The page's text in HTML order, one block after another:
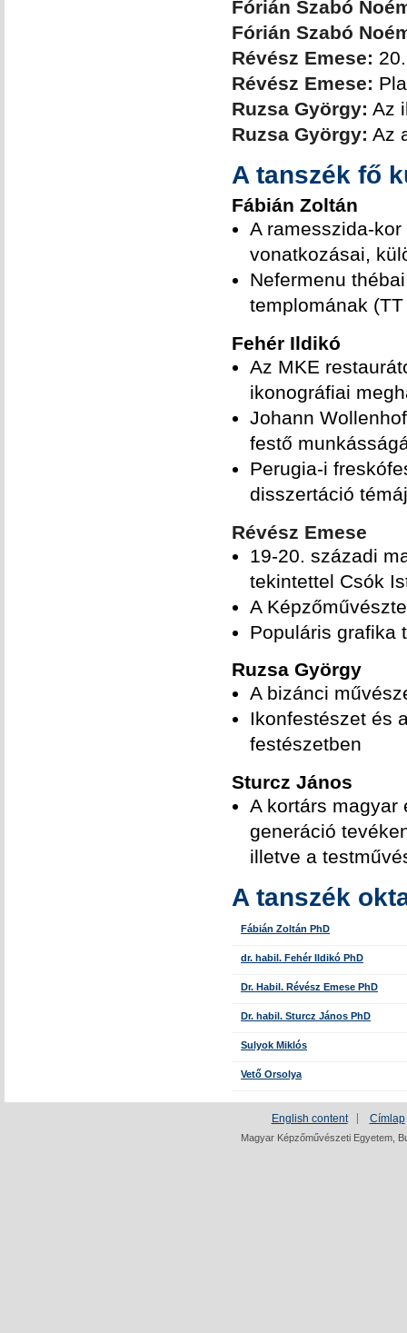
Fórián Szabó
Fórián Szabó
Révész Emese:
Révész Emese:
Ruzsa György: Az
Ruzsa György: Az
A tanszék fő
Fábián Zoltán
A ramesszida-
vonatkozásai,
Nefermenu
templomának
Fehér Ildikó
Az MKE
ikonográfiai
Johann
festő
Perugia-i
disszertáció
Révész Emese
19-20. századi
tekintettel Csók
A
Populáris grafika
Ruzsa György
A bizánci
Ikonfestészet és
festészetben
Sturcz János
A kortárs magyar
generáció
illetve a
A tanszék
Fábián Zoltán PhD
dr. habil. Fehér Ildikó PhD
Dr. Habil. Révész Emese PhD
Dr. habil. Sturcz János PhD
Sulyok Miklós
Vető Orsolya
English content Címlap
Magyar Képzőművészeti Egyetem,